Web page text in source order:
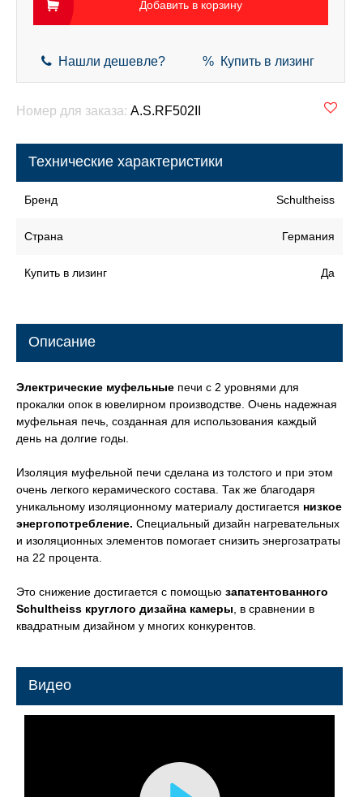
Добавить в корзину
Нашли дешевле? % Купить в лизинг
Номер для заказа: A.S.RF502II
Технические характеристики
Бренд Schultheiss
Страна Германия
Купить в лизинг Да
Описание
Электрические муфельные печи с 2 уровнями для
прокалки опок в ювелирном производстве. Очень надежная
муфельная печь, созданная для использования каждый
день на долгие годы.
Изоляция муфельной печи сделана из толстого и при этом
очень легкого керамического состава. Так же благодаря
уникальному изоляционному материалу достигается низкое
энергопотребление. Специальный дизайн нагревательных
и изоляционных элементов помогает снизить энергозатраты
на 22 процента.
Это снижение достигается с помощью запатентованного
Schultheiss круглого дизайна камеры , в сравнении в
квадратным дизайном у многих конкурентов.
Видео